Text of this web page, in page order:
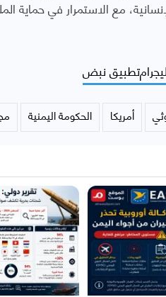
مع الاستمرار في حماية
تطبيق نبض
أمريكا الحكومة اليمنية